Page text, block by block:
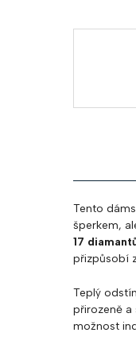
Tento
šperkem,
17
přizpůsobí
Teplý
přirozeně a
možnost